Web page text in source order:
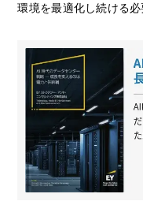
環境を最適化し続ける必